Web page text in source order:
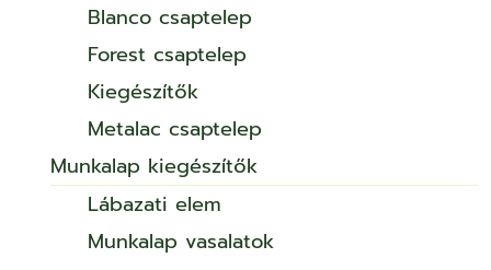
Blanco csaptelep
Forest csaptelep
Kiegészítők
Metalac csaptelep
Munkalap kiegészítők
Lábazati elem
Munkalap vasalatok